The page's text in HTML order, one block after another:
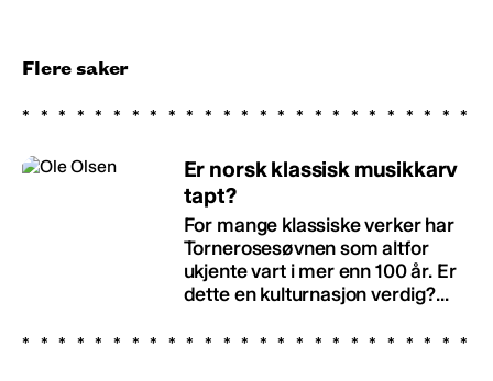
Flere saker
Er norsk klassisk musikkarv
tapt?
For mange klassiske verker har
Tornerosesøvnen som altfor
ukjente vart i mer enn 100 år. Er
dette en kulturnasjon verdig?...